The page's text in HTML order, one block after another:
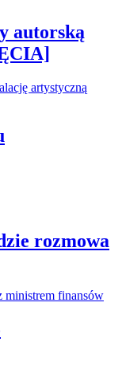
autorską
rozmowa